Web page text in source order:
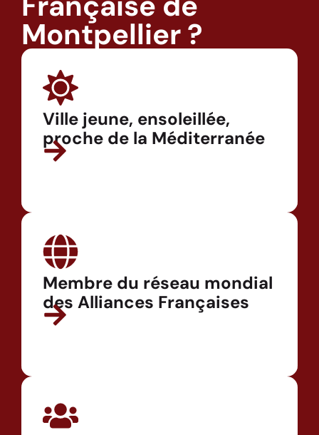
Montpellier ?
Ville jeune, ensoleillée,
proche de la Méditerranée
Membre du réseau mondial
des Alliances Françaises